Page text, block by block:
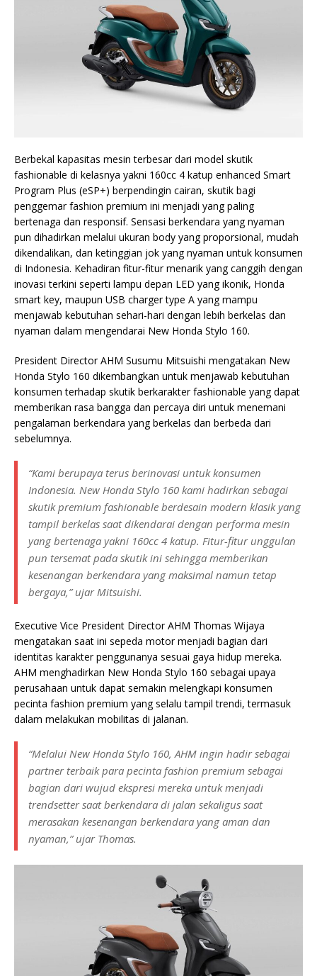
Berbekal kapasitas mesin terbesar dari model skutik
fashionable di kelasnya yakni 160cc 4 katup enhanced Smart
Program Plus (eSP+) berpendingin cairan, skutik bagi
penggemar fashion premium ini menjadi yang paling
bertenaga dan responsif. Sensasi berkendara yang nyaman
pun dihadirkan melalui ukuran body yang proporsional, mudah
dikendalikan, dan ketinggian jok yang nyaman untuk konsumen
di Indonesia. Kehadiran fitur-fitur menarik yang canggih dengan
inovasi terkini seperti lampu depan LED yang ikonik, Honda
smart key, maupun USB charger type A yang mampu
menjawab kebutuhan sehari-hari dengan lebih berkelas dan
nyaman dalam mengendarai New Honda Stylo 160.
President Director AHM Susumu Mitsuishi mengatakan New
Honda Stylo 160 dikembangkan untuk menjawab kebutuhan
konsumen terhadap skutik berkarakter fashionable yang dapat
memberikan rasa bangga dan percaya diri untuk menemani
pengalaman berkendara yang berkelas dan berbeda dari
sebelumnya.
“Kami berupaya terus berinovasi untuk konsumen
Indonesia. New Honda Stylo 160 kami hadirkan sebagai
skutik premium fashionable berdesain modern klasik yang
tampil berkelas saat dikendarai dengan performa mesin
yang bertenaga yakni 160cc 4 katup. Fitur-fitur unggulan
pun tersemat pada skutik ini sehingga memberikan
kesenangan berkendara yang maksimal namun tetap
bergaya,” ujar Mitsuishi.
Executive Vice President Director AHM Thomas Wijaya
mengatakan saat ini sepeda motor menjadi bagian dari
identitas karakter penggunanya sesuai gaya hidup mereka.
AHM menghadirkan New Honda Stylo 160 sebagai upaya
perusahaan untuk dapat semakin melengkapi konsumen
pecinta fashion premium yang selalu tampil trendi, termasuk
dalam melakukan mobilitas di jalanan.
“Melalui New Honda Stylo 160, AHM ingin hadir sebagai
partner terbaik para pecinta fashion premium sebagai
bagian dari wujud ekspresi mereka untuk menjadi
trendsetter saat berkendara di jalan sekaligus saat
merasakan kesenangan berkendara yang aman dan
nyaman,” ujar Thomas.